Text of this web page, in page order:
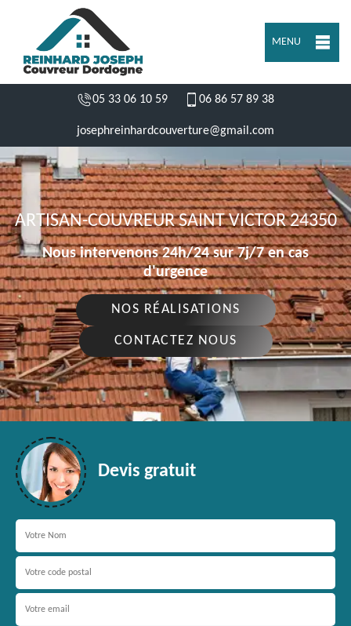
MENU
05 33 06 10 59 06 86 57 89 38
josephreinhardcouverture@gmail.com
ARTISAN-COUVREUR SAINT VICTOR 24350
Nous intervenons 24h/24 sur 7j/7 en cas
d'urgence
NOS RÉALISATIONS
CONTACTEZ NOUS
Devis gratuit